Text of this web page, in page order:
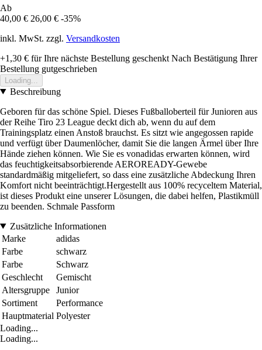
Ab
40,00 € 26,00 € -35%
inkl. MwSt. zzgl. Versandkosten
+1,30 € für Ihre nächste Bestellung geschenkt Nach Bestätigung Ihrer
Bestellung gutgeschrieben
Loading...
Beschreibung
Geboren für das schöne Spiel. Dieses Fußballoberteil für Junioren aus
der Reihe Tiro 23 League deckt dich ab, wenn du auf dem
Trainingsplatz einen Anstoß brauchst. Es sitzt wie angegossen rapide
und verfügt über Daumenlöcher, damit Sie die langen Ärmel über Ihre
Hände ziehen können. Wie Sie es vonadidas erwarten können, wird
das feuchtigkeitsabsorbierende AEROREADY-Gewebe
standardmäßig mitgeliefert, so dass eine zusätzliche Abdeckung Ihren
Komfort nicht beeinträchtigt.Hergestellt aus 100% recyceltem Material,
ist dieses Produkt eine unserer Lösungen, die dabei helfen, Plastikmüll
zu beenden. Schmale Passform
Zusätzliche Informationen
Marke
adidas
Farbe
schwarz
Farbe
Schwarz
Geschlecht
Gemischt
Altersgruppe
Junior
Sortiment
Performance
Hauptmaterial Polyester
Loading...
Loading...